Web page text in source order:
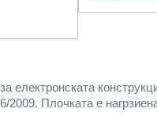
електронската
Плочката е